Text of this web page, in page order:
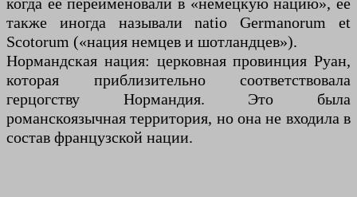
также иногда называли natio Germanorum et
Scotorum («нация немцев и шотландцев»).
Нормандская нация: церковная провинция Руан,
которая приблизительно соответствовала
герцогству Нормандия. Это была
романскоязычная территория, но она не входила в
состав французской нации.